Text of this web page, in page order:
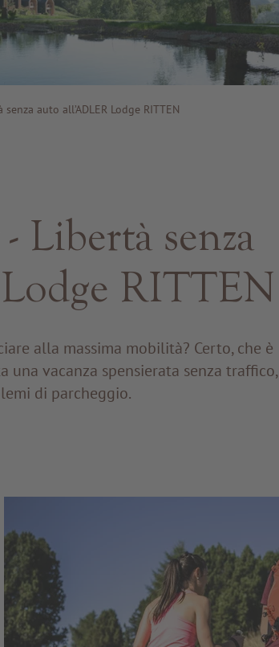
auto all’ADLER Lodge RITTEN
Libertà senza
RITTEN
alla massima mobilità? Certo, che è
una vacanza spensierata senza traffico,
di parcheggio.